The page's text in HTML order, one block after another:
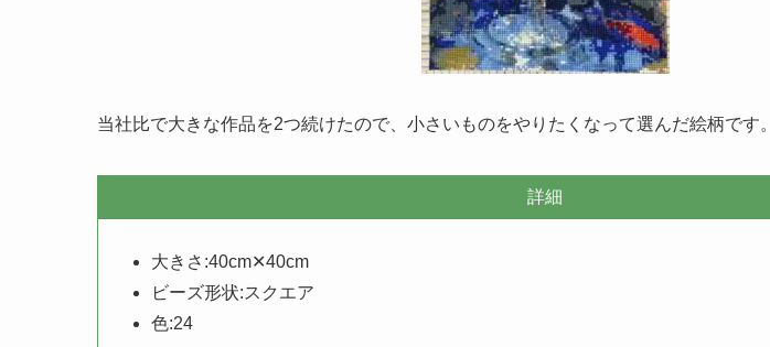
当社比で大きな作品を2つ続けたので、小さいものをやりたくなって選んだ絵柄です。
詳細
大きさ:40cm✕40cm
ビーズ形状:スクエア
色:24